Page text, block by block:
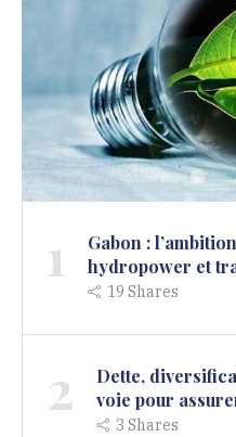
1
Gabon :
hydropower et
19 Shares
2
Dette,
voie pour
3 Shares